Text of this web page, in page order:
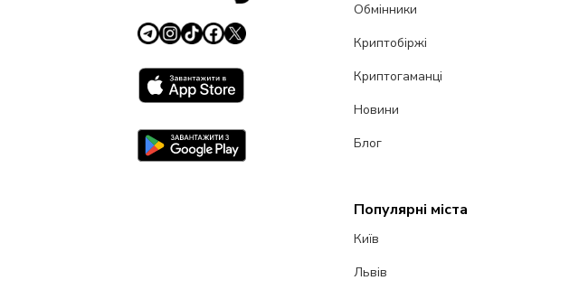
Обмінники
Криптобіржі
Криптогаманці
Новини
Блог
Популярні міста
Київ
Львів